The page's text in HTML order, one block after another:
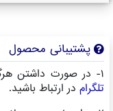
پشتیبانی محصول
تلگرامدر ارتباط باشید.